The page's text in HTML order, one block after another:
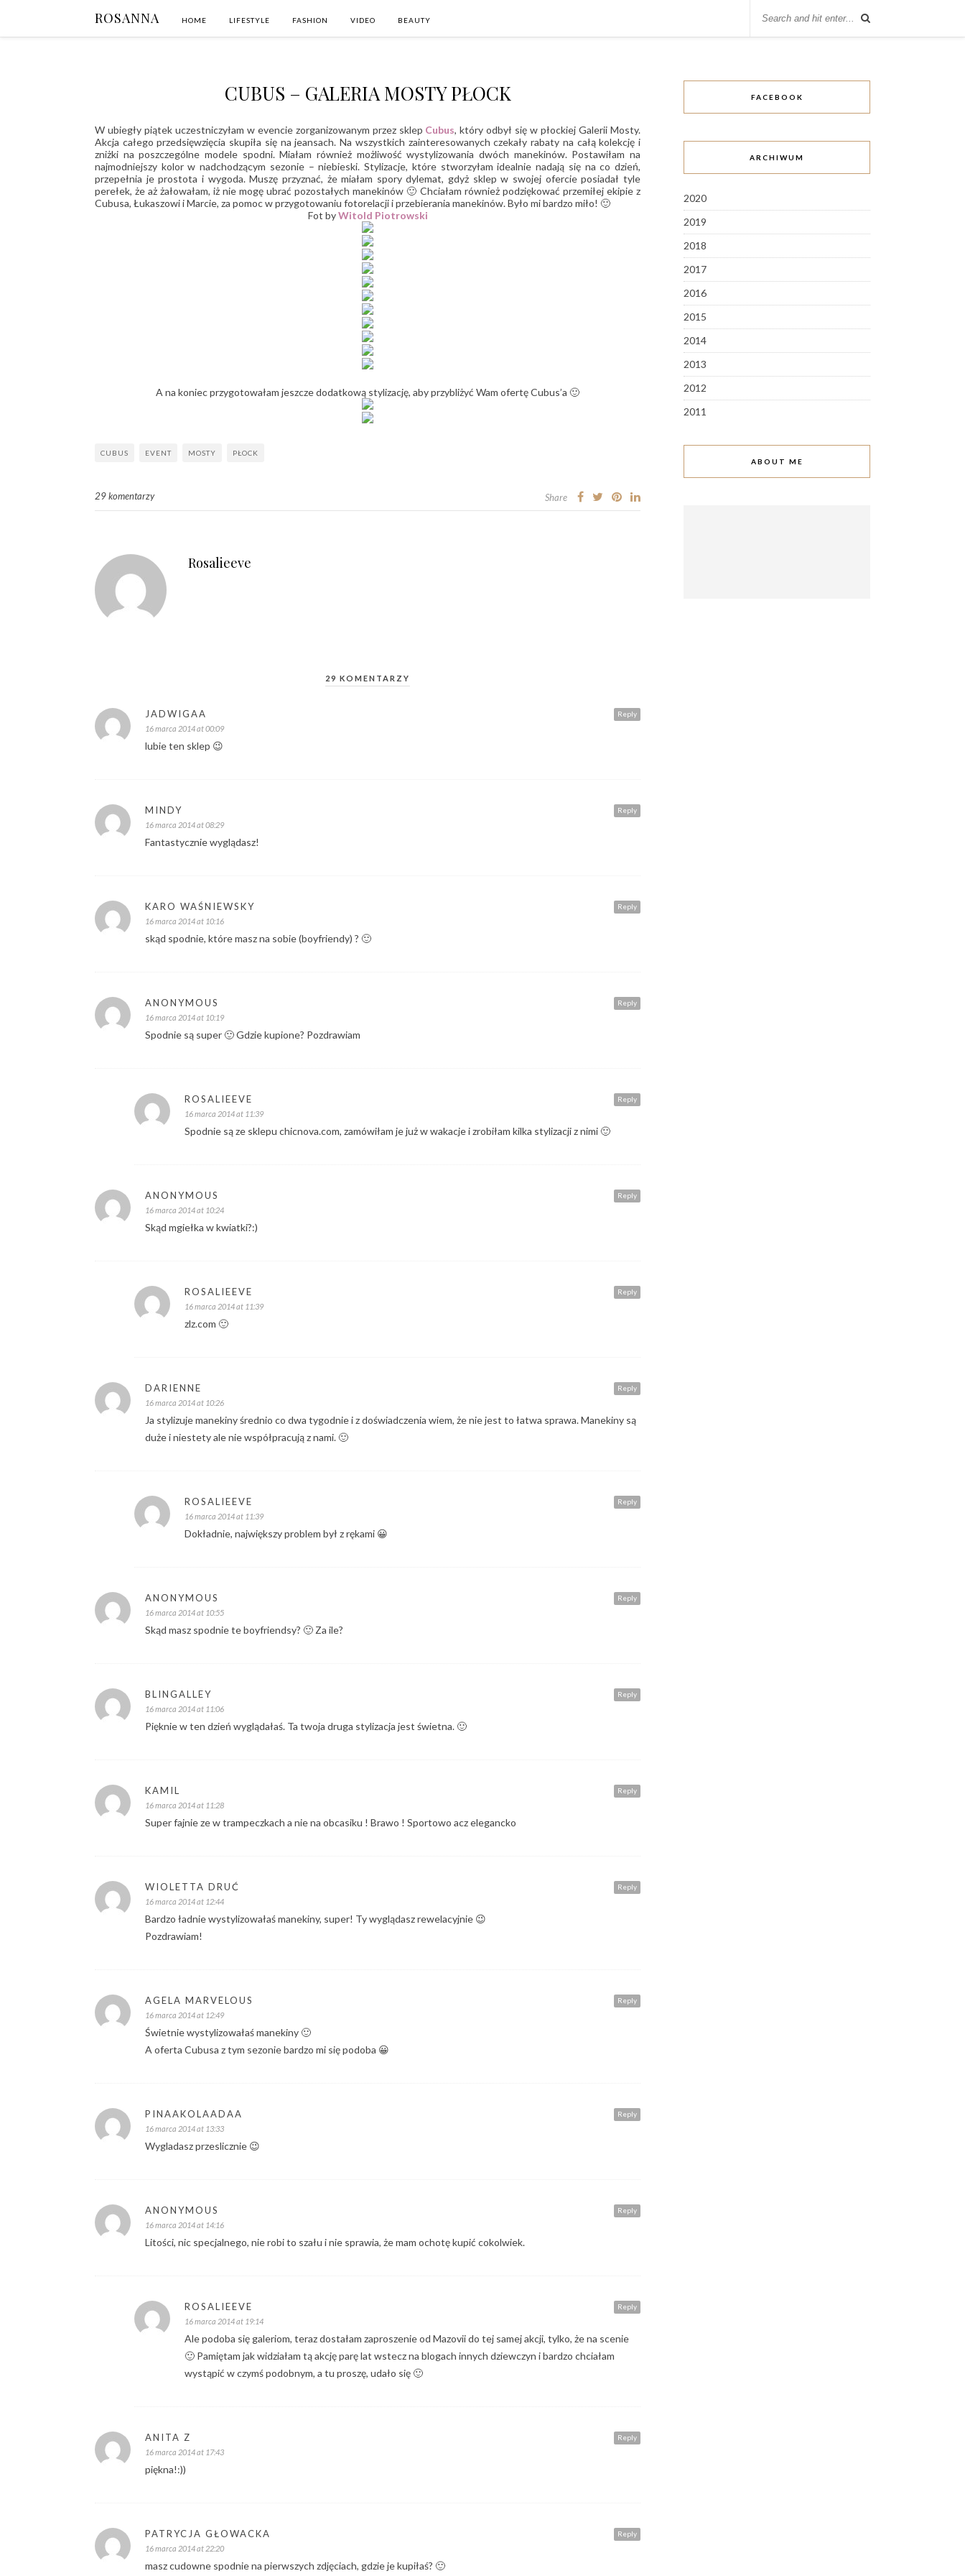
ROSANNA HOME LIFESTYLE FASHION VIDEO BEAUTY
CUBUS – GALERIA MOSTY PŁOCK
W ubiegły piątek uczestniczyłam w evencie zorganizowanym przez sklep Cubus, który odbył się w płockiej Galerii Mosty.
Akcja całego przedsięwzięcia skupiła się na jeansach. Na wszystkich zainteresowanych czekały rabaty na całą kolekcję i
zniżki na poszczególne modele spodni. Miałam również możliwość wystylizowania dwóch manekinów. Postawiłam na
najmodniejszy kolor w nadchodzącym sezonie – niebieski. Stylizacje, które stworzyłam idealnie nadają się na co dzień,
przepełnia je prostota i wygoda. Muszę przyznać, że miałam spory dylemat, gdyż sklep w swojej ofercie posiadał tyle
perełek, że aż żałowałam, iż nie mogę ubrać pozostałych manekinów 🙂 Chciałam również podziękować przemiłej ekipie z
Cubusa, Łukaszowi i Marcie, za pomoc w przygotowaniu fotorelacji i przebierania manekinów. Było mi bardzo miło! 🙂
Fot byWitold Piotrowski
A na koniec przygotowałam jeszcze dodatkową stylizację, aby przybliżyć Wam ofertę Cubus’a 🙂
CUBUS EVENT MOSTY PŁOCK
29 komentarzy Share
Rosalieeve
29 KOMENTARZY
Reply
JADWIGAA
16 marca 2014 at 00:09
lubie ten sklep 😉
Reply
MINDY
16 marca 2014 at 08:29
Fantastycznie wyglądasz!
Reply
KARO WAŚNIEWSKY
16 marca 2014 at 10:16
skąd spodnie, które masz na sobie (boyfriendy) ? 🙂
Reply
ANONYMOUS
16 marca 2014 at 10:19
Spodnie są super 🙂 Gdzie kupione? Pozdrawiam
Reply
ROSALIEEVE
16 marca 2014 at 11:39
Spodnie są ze sklepu chicnova.com, zamówiłam je już w wakacje i zrobiłam kilka stylizacji z nimi 🙂
Reply
ANONYMOUS
16 marca 2014 at 10:24
Skąd mgiełka w kwiatki?:)
Reply
ROSALIEEVE
16 marca 2014 at 11:39
zlz.com 🙂
Reply
DARIENNE
16 marca 2014 at 10:26
Ja stylizuje manekiny średnio co dwa tygodnie i z doświadczenia wiem, że nie jest to łatwa sprawa. Manekiny są
duże i niestety ale nie współpracują z nami. 🙂
Reply
ROSALIEEVE
16 marca 2014 at 11:39
Dokładnie, największy problem był z rękami 😀
Reply
ANONYMOUS
16 marca 2014 at 10:55
Skąd masz spodnie te boyfriendsy? 🙂 Za ile?
Reply
BLINGALLEY
16 marca 2014 at 11:06
Pięknie w ten dzień wyglądałaś. Ta twoja druga stylizacja jest świetna. 🙂
Reply
KAMIL
16 marca 2014 at 11:28
Super fajnie ze w trampeczkach a nie na obcasiku ! Brawo ! Sportowo acz elegancko
Reply
WIOLETTA DRUĆ
16 marca 2014 at 12:44
Bardzo ładnie wystylizowałaś manekiny, super! Ty wyglądasz rewelacyjnie 😉
Pozdrawiam!
Reply
AGELA MARVELOUS
16 marca 2014 at 12:49
Świetnie wystylizowałaś manekiny 🙂
A oferta Cubusa z tym sezonie bardzo mi się podoba 😀
Reply
PINAAKOLAADAA
16 marca 2014 at 13:33
Wygladasz przeslicznie 😉
Reply
ANONYMOUS
16 marca 2014 at 14:16
Litości, nic specjalnego, nie robi to szału i nie sprawia, że mam ochotę kupić cokolwiek.
Reply
ROSALIEEVE
16 marca 2014 at 19:14
Ale podoba się galeriom, teraz dostałam zaproszenie od Mazovii do tej samej akcji, tylko, że na scenie
🙂 Pamiętam jak widziałam tą akcję parę lat wstecz na blogach innych dziewczyn i bardzo chciałam
wystąpić w czymś podobnym, a tu proszę, udało się 🙂
Reply
ANITA Z
16 marca 2014 at 17:43
piękna!:))
Reply
PATRYCJA GŁOWACKA
16 marca 2014 at 22:20
masz cudowne spodnie na pierwszych zdjęciach, gdzie je kupiłaś? 🙂
FACEBOOK
ARCHIWUM
2020
2019
2018
2017
2016
2015
2014
2013
2012
2011
ABOUT ME